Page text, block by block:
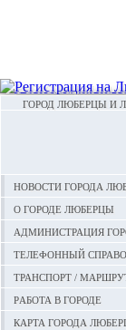
ГОРОД ЛЮБЕРЦЫ И
Новости города
О городе Люберцы
Администрация
Телефонный
Транспорт /
Работа в городе
Карта города